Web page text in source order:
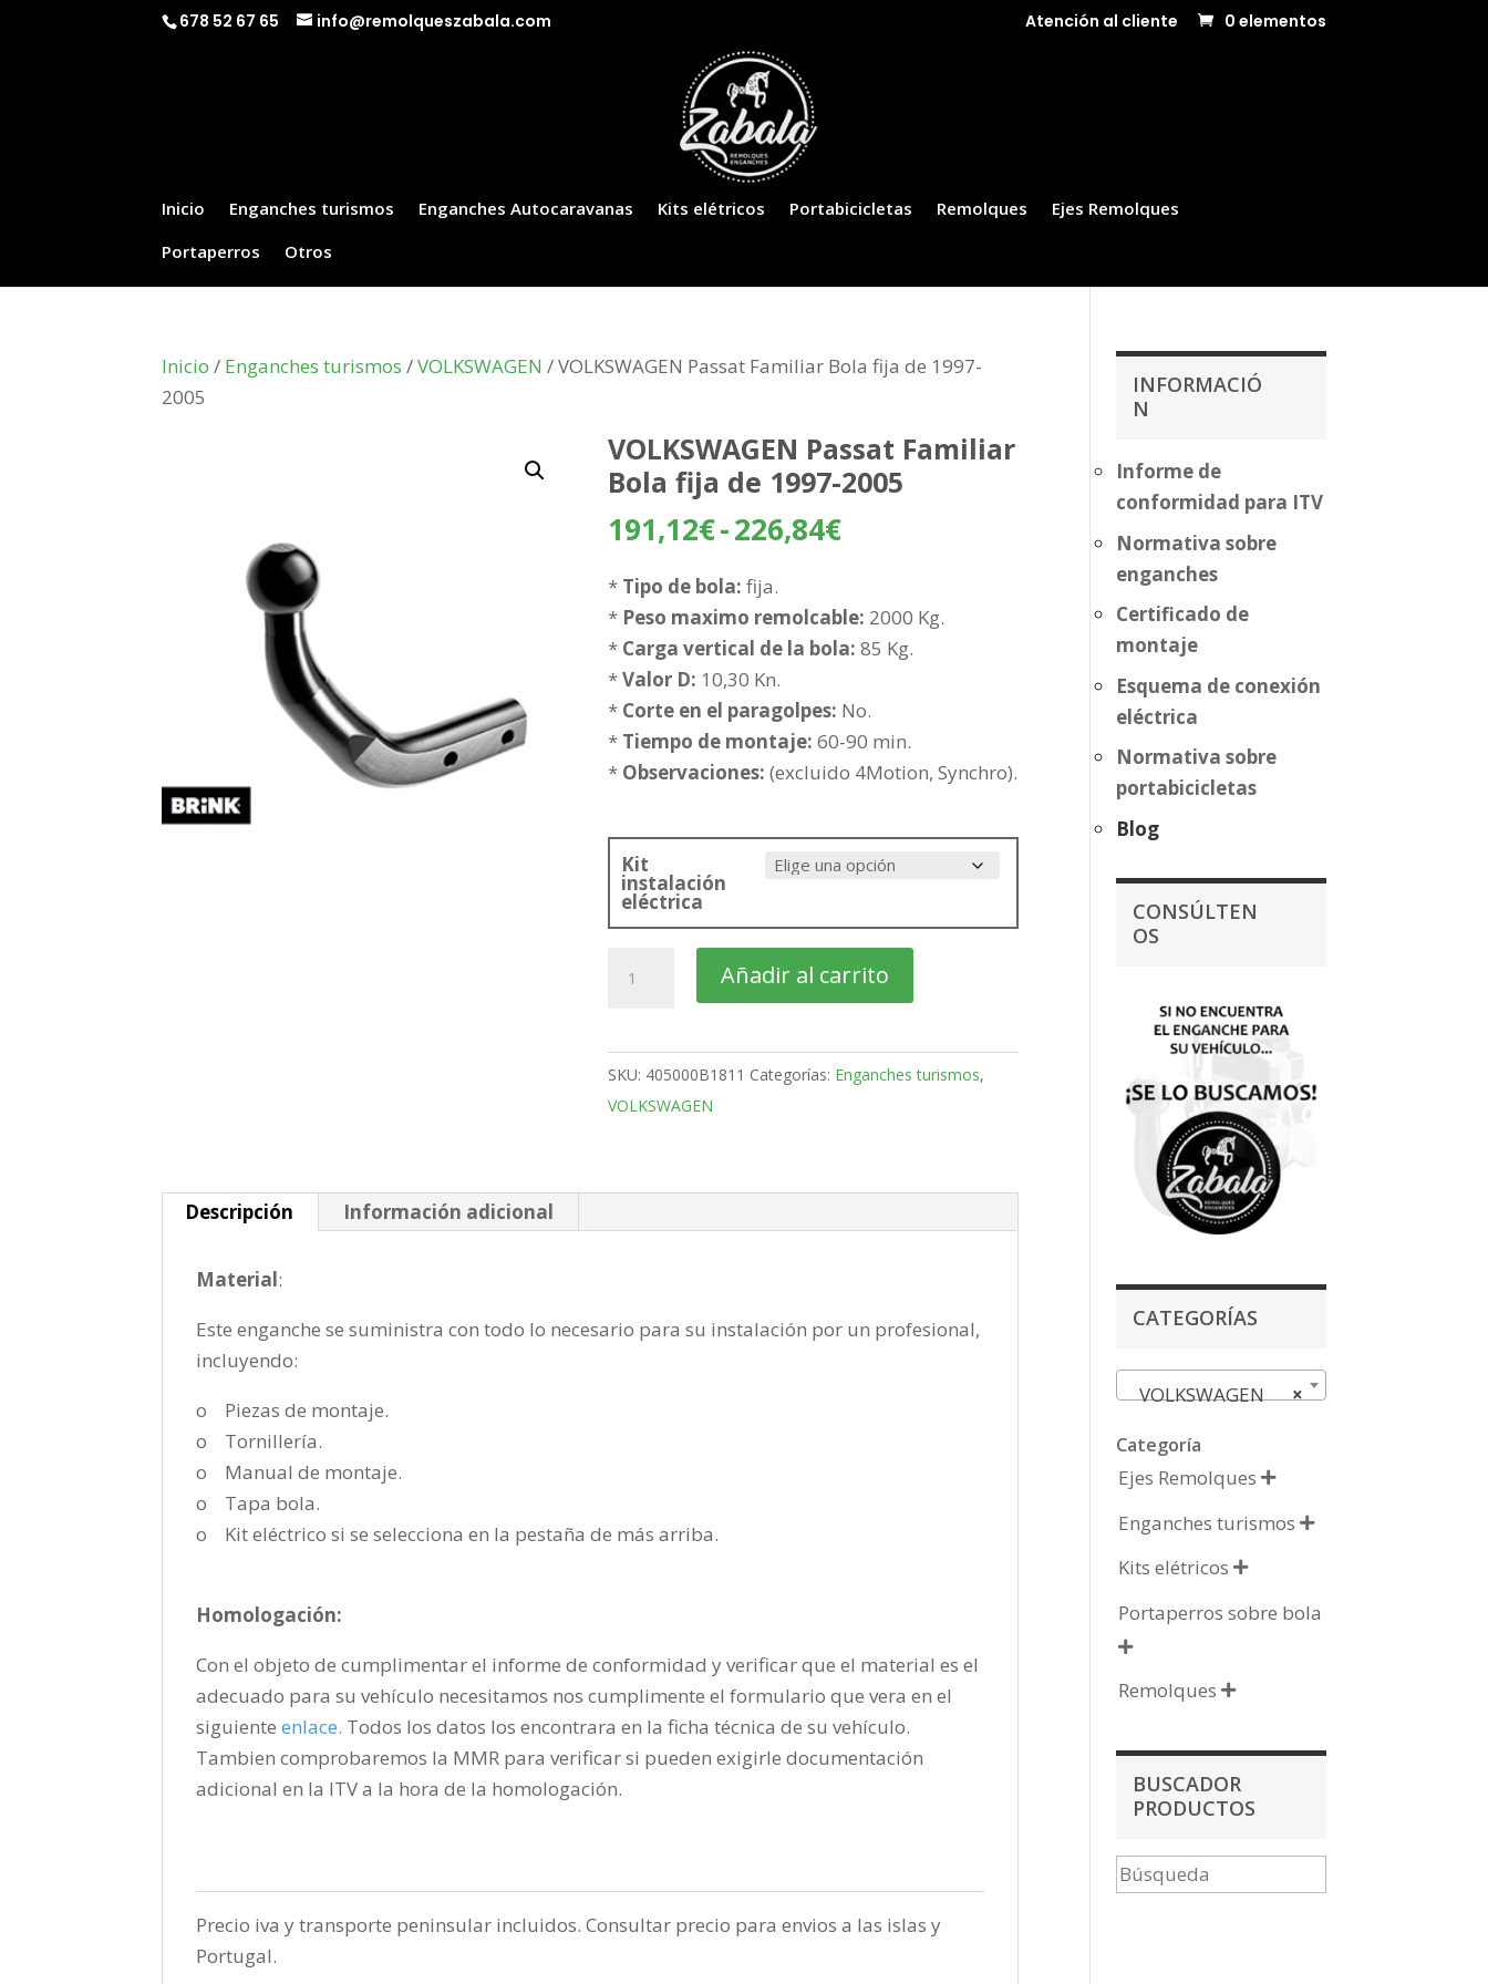
678 52 67 65 info@remolqueszabala.com Atención al cliente 0 elementos
Inicio Enganches turismos Enganches Autocaravanas Kits elétricos Portabicicletas Remolques
Ejes Remolques
Portaperros
Otros
Inicio / Enganches turismos /VOLKSWAGEN / VOLKSWAGEN Passat Familiar Bola fija de 1997-
2005
VOLKSWAGEN Passat Familiar
Bola fija de 1997-2005
191,12€-226,84€Rango
desde
191,12€
226,84€
* Tipo de bola: fija.
* Peso maximo remolcable: 2000 Kg.
* Carga vertical de la bola: 85 Kg.
*Valor D: 10,30 Kn.
* Corte en el paragolpes: No.
* Tiempo de montaje: 60-90 min.
* Observaciones: (excluido 4Motion, Synchro).
Kit
instalación
eléctrica
VOLKSWAGEN
Passat
Bola
fija
de
Añadir al carrito
SKU: 405000B1811 Categorías: Enganches turismos,
VOLKSWAGEN
Descripción Información adicional
Material:
Este enganche se suministra con todo lo necesario para su instalación por un profesional,
incluyendo:
o Piezas de montaje.
o Tornillería.
o Manual de montaje.
o Tapa bola.
o Kit eléctrico si se selecciona en la pestaña de más arriba.
Homologación:
Con el objeto de cumplimentar el informe de conformidad y verificar que el material es el
adecuado para su vehículo necesitamos nos cumplimente el formulario que vera en el
siguienteenlace. Todos los datos los encontrara en la ficha técnica de su vehículo.
Tambien comprobaremos la MMR para verificar si pueden exigirle documentación
adicional en la ITV a la hora de la homologación.
Precio iva y transporte peninsular incluidos. Consultar precio para envios a las islas y
Portugal.
INFORMACIÓ
N
Informe de
conformidad para ITV
Normativa sobre
enganches
Certificado de
montaje
Esquema de conexión
eléctrica
Normativa sobre
portabicicletas
Blog
CONSÚLTEN
OS
CATEGORÍAS
×
VOLKSWAGEN
Categoría
Ejes Remolques 
Enganches turismos 
Kits elétricos 
Portaperros sobre bola

Remolques 
BUSCADOR
PRODUCTOS